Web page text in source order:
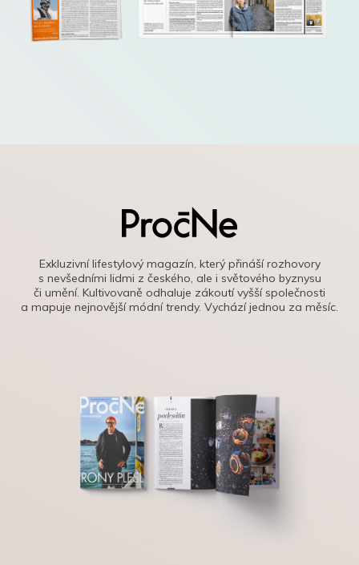
Exkluzivní lifestylový magazín, který přináší rozhovory
s nevšedními lidmi z českého, ale i světového byznysu
či umění. Kultivovaně odhaluje zákoutí vyšší společnosti
a mapuje nejnovější módní trendy. Vychází jednou za měsíc.